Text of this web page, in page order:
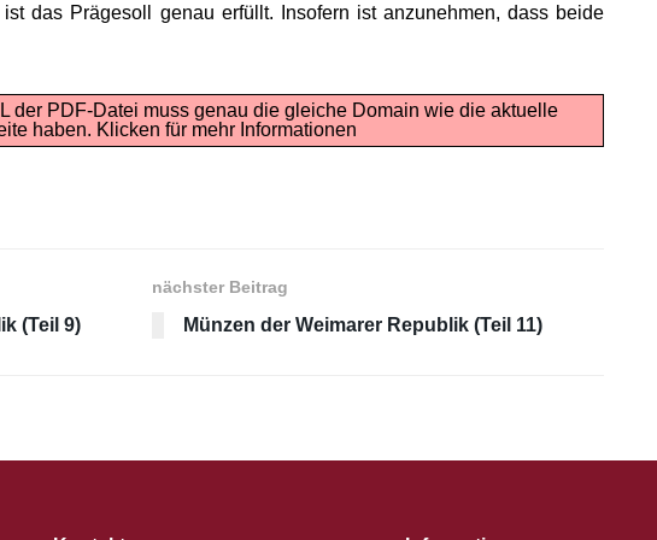
das Prägesoll genau erfüllt. Insofern ist anzunehmen, dass beide
der PDF-Datei muss genau die gleiche Domain wie die aktuelle
haben. Klicken für mehr Informationen
(Teil 9)
nächster Beitrag
Münzen der Weimarer Republik (Teil 11)